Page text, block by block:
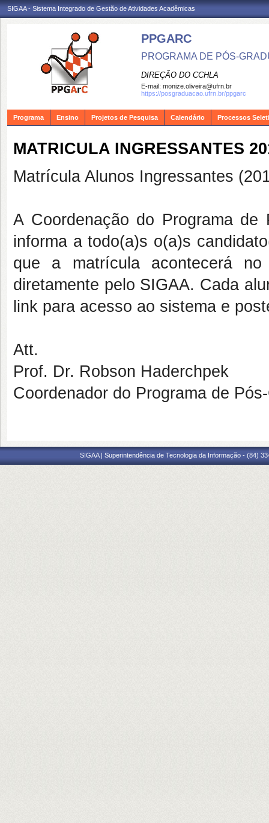
SIGAA - Sistema Integrado de Gestão de Atividades Acadêmicas
PPGARC
PROGRAMA DE PÓS-
DIREÇÃO DO CCHLA
E-mail: monize.oliveira@ufrn.br
https://posgraduacao.ufrn.br/ppgarc
Programa Ensino Projetos de Pesquisa Calendário Processos
MATRICULA INGRESSANTES
Matrícula Alunos Ingressantes
A Coordenação do Programa
informa a todo(a)s o(a)s
que a matrícula acontecerá
diretamente pelo SIGAA. Cada
link para acesso ao sistema e
Att.
Prof. Dr. Robson Haderchpek
Coordenador do Programa de
SIGAA | Superintendência de Tecnologia da Informação - (84)